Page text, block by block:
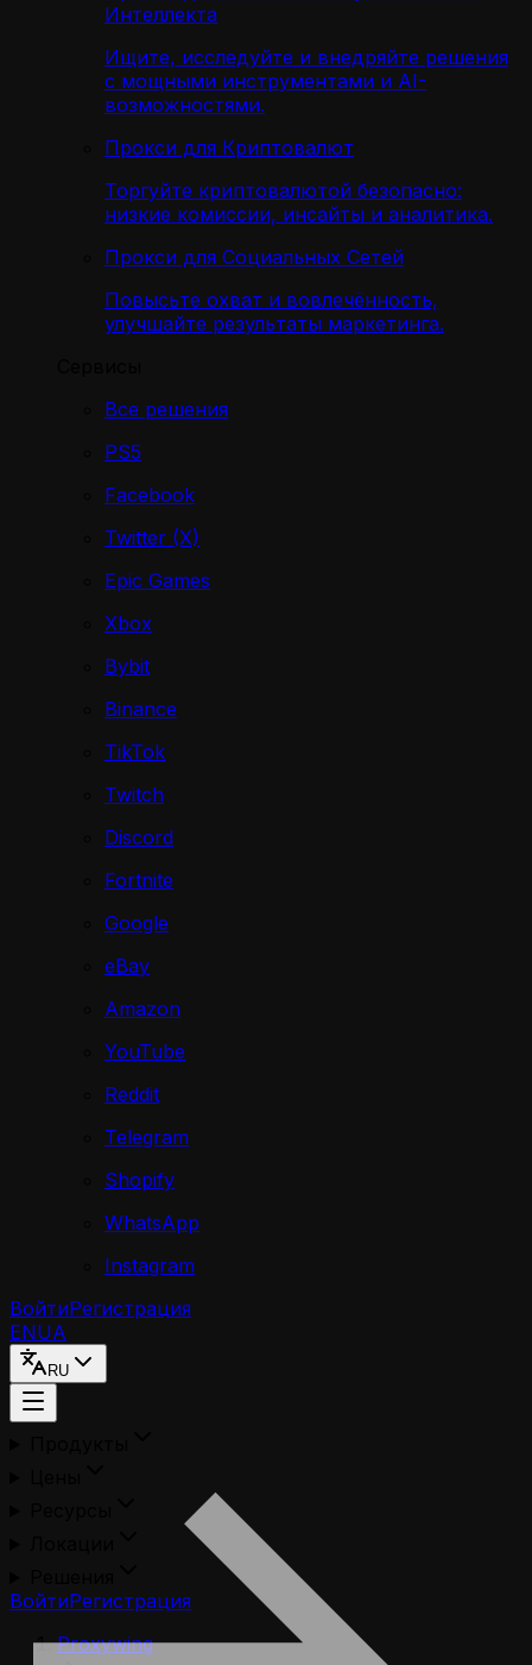
Интеллекта
Ищите, исследуйте и внедряйте решения
с мощными инструментами и AI-
возможностями.
Прокси для Криптовалют
Торгуйте криптовалютой безопасно:
низкие комиссии, инсайты и аналитика.
Прокси для Социальных Сетей
Повысьте охват и вовлечённость,
улучшайте результаты маркетинга.
Все решения
PS5
Facebook
Twitter (X)
Epic Games
Xbox
Bybit
Binance
TikTok
Twitch
Discord
Fortnite
Google
eBay
Amazon
YouTube
Reddit
Telegram
Shopify
WhatsApp
Instagram
ВойтиРегистрация
ENUA
RU
ВойтиРегистрация
Proxywing